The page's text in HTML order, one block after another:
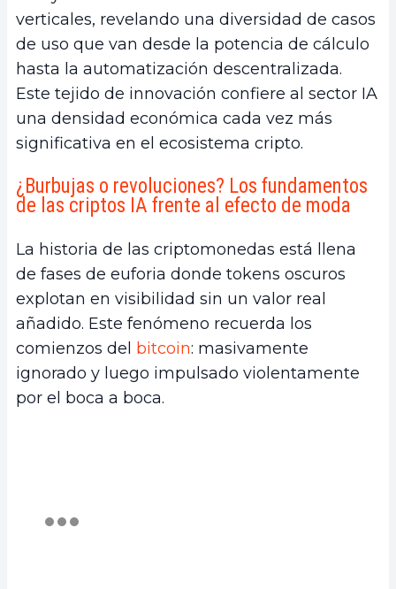
verticales, revelando una diversidad de casos
de uso que van desde la potencia de cálculo
hasta la automatización descentralizada.
Este tejido de innovación confiere al sector IA
una densidad económica cada vez más
significativa en el ecosistema cripto.
¿Burbujas o revoluciones? Los fundamentos
de las criptos IA frente al efecto de moda
La historia de las criptomonedas está llena
de fases de euforia donde tokens oscuros
explotan en visibilidad sin un valor real
añadido. Este fenómeno recuerda los
comienzos del bitcoin: masivamente
ignorado y luego impulsado violentamente
por el boca a boca.